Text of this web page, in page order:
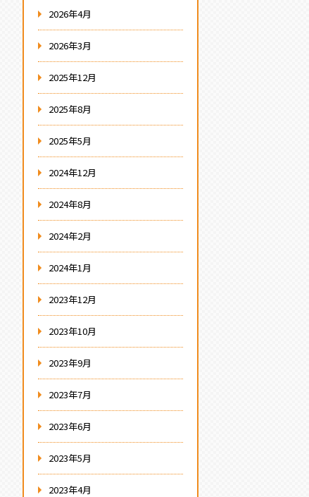
2026年4月
2026年3月
2025年12月
2025年8月
2025年5月
2024年12月
2024年8月
2024年2月
2024年1月
2023年12月
2023年10月
2023年9月
2023年7月
2023年6月
2023年5月
2023年4月